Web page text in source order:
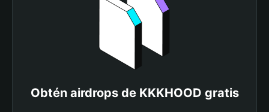
Obtén airdrops de KKKHOOD gratis